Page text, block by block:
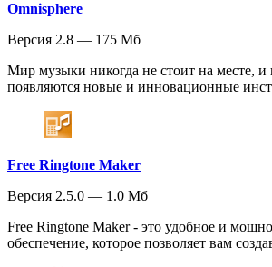
Omnisphere
Версия 2.8 — 175 Мб
Мир музыки никогда не стоит на месте,
появляются новые и инновационные
Free Ringtone Maker
Версия 2.5.0 — 1.0 Мб
Free Ringtone Maker - это удобное и
обеспечение, которое позволяет вам